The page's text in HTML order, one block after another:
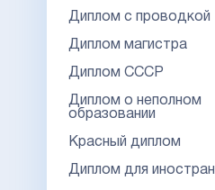
Диплом с проводкой
Диплом магистра
Диплом СССР
Диплом о неполном
образовании
Красный диплом
Диплом для